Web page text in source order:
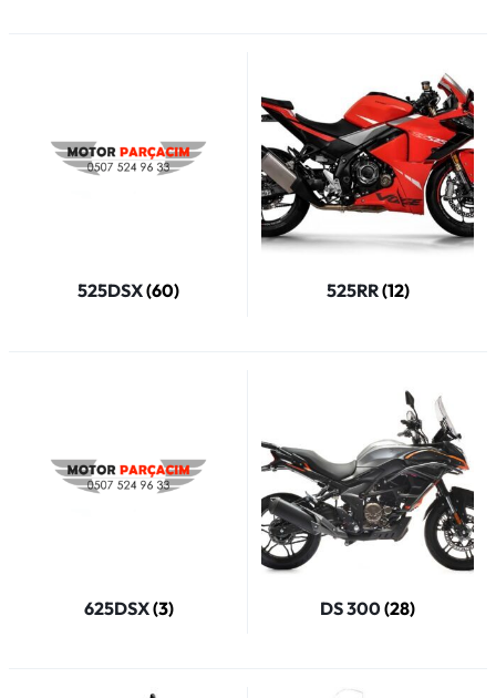
525DSX(60) 525RR(12)
625DSX(3) DS 300(28)